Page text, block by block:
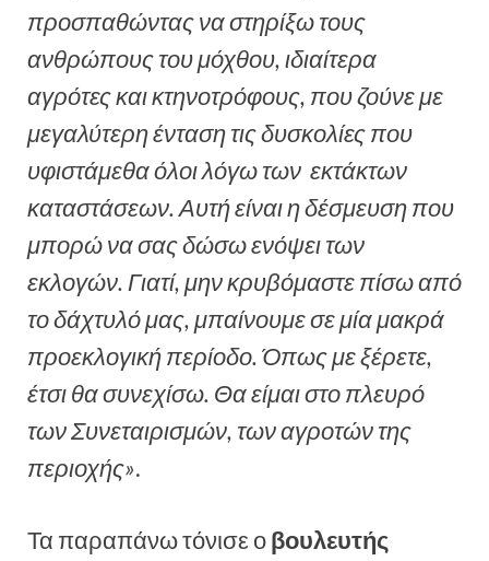
προσπαθώντας να στηρίξω τους
ανθρώπους του μόχθου, ιδιαίτερα
αγρότες και κτηνοτρόφους, που ζούνε με
μεγαλύτερη ένταση τις δυσκολίες που
υφιστάμεθα όλοι λόγω των εκτάκτων
καταστάσεων. Αυτή είναι η δέσμευση που
μπορώ να σας δώσω ενόψει των
εκλογών. Γιατί, μην κρυβόμαστε πίσω από
το δάχτυλό μας, μπαίνουμε σε μία μακρά
προεκλογική περίοδο. Όπως με ξέρετε,
έτσι θα συνεχίσω. Θα είμαι στο πλευρό
των Συνεταιρισμών, των αγροτών της
περιοχής».
Τα παραπάνω τόνισε οβουλευτής